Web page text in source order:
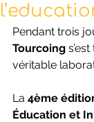
Pendant trois
Tourcoing
véritable
La 4ème
Éducation et